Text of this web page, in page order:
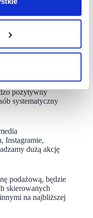
Properties,
2023 roku
320
wygląda na dzień
zgody
użytkowników,
pozytywny
systematyczny
Instagramie,
dużą akcję
podażową, będzie
skierowanych
na najbliższej